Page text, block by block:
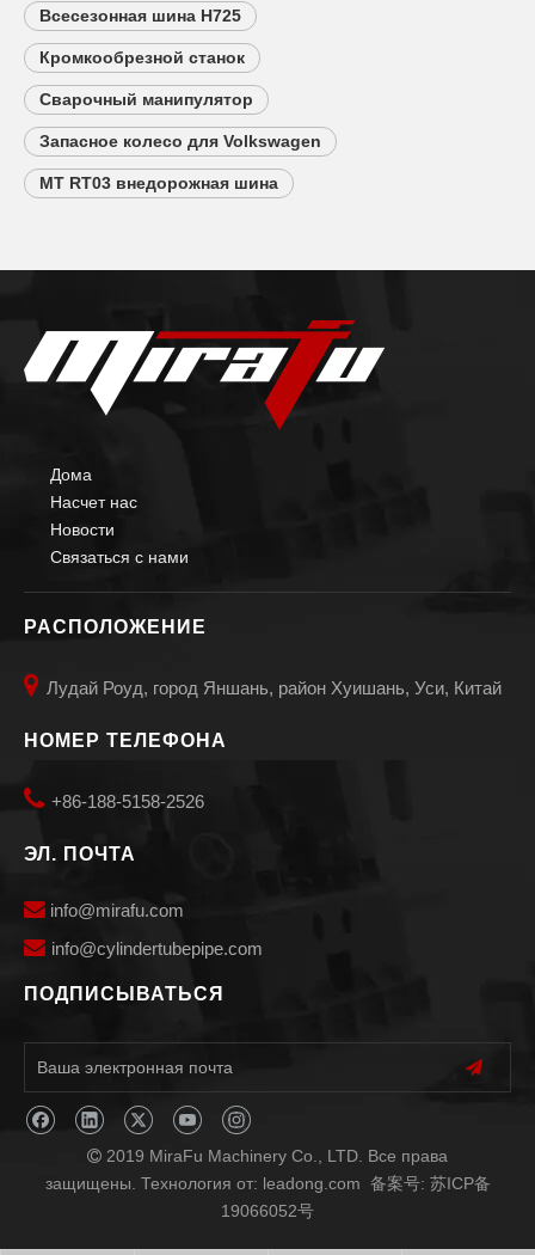
Всесезонная шина H725
Кромкообрезной станок
Сварочный манипулятор
Запасное колесо для Volkswagen
MT RT03 внедорожная шина
Дома
Насчет нас
Новости
Связаться с нами
РАСПОЛОЖЕНИЕ
 Лудай Роуд, город Яншань, район Хуишань, Уси, Китай
НОМЕР ТЕЛЕФОНА
 +86-188-5158-2526
ЭЛ. ПОЧТА
 info@mirafu.com
 info@cylindertubepipe.com
ПОДПИСЫВАТЬСЯ
 2019 MiraFu Machinery Co., LTD. Все права
защищены. Технология от: leadong.com 备案号: 苏ICP备
19066052号